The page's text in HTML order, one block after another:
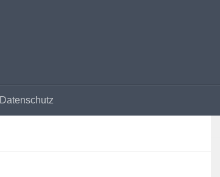
Datenschutz